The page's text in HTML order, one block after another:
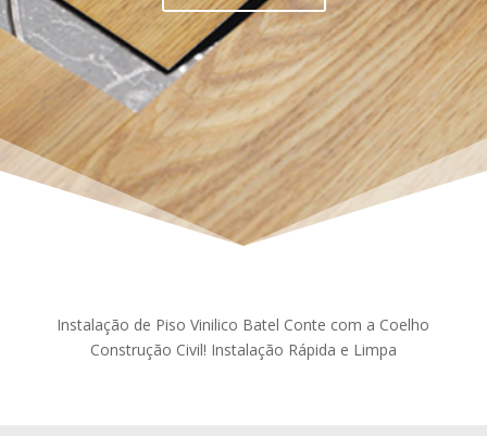
Instalação de Piso Vinilico Batel Conte com a Coelho
Construção Civil! Instalação Rápida e Limpa